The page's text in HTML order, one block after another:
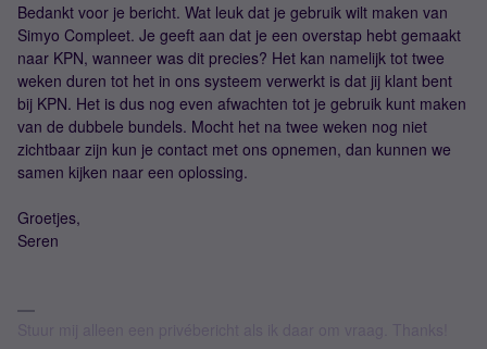
Bedankt voor je bericht. Wat leuk dat je gebruik wilt maken van
Simyo Compleet. Je geeft aan dat je een overstap hebt gemaakt
naar KPN, wanneer was dit precies? Het kan namelijk tot twee
weken duren tot het in ons systeem verwerkt is dat jij klant bent
bij KPN. Het is dus nog even afwachten tot je gebruik kunt maken
van de dubbele bundels. Mocht het na twee weken nog niet
zichtbaar zijn kun je contact met ons opnemen, dan kunnen we
samen kijken naar een oplossing.
Groetjes,
Seren